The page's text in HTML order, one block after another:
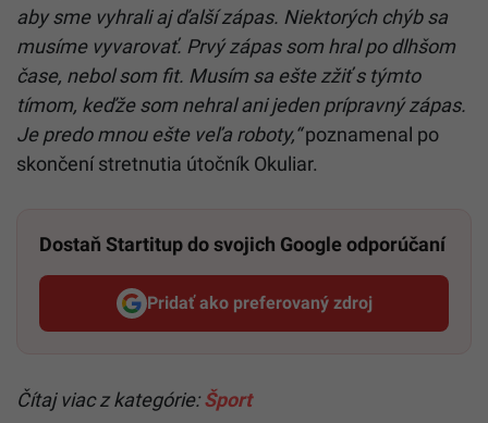
aby sme vyhrali aj ďalší zápas. Niektorých chýb sa
musíme vyvarovať. Prvý zápas som hral po dlhšom
čase, nebol som fit. Musím sa ešte zžiť s týmto
tímom, keďže som nehral ani jeden prípravný zápas.
Je predo mnou ešte veľa roboty,“poznamenal po
skončení stretnutia útočník Okuliar.
Dostaň Startitup do svojich Google odporúčaní
Pridať ako preferovaný zdroj
Startitup, odkaz sa otvorí v
Čítaj viac z kategórie:Šport